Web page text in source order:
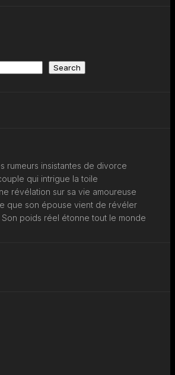
Search
rumeurs insistantes de divorce
qui intrigue la toile
révélation sur sa vie amoureuse
que son épouse vient de révéler
Son poids réel étonne tout le monde